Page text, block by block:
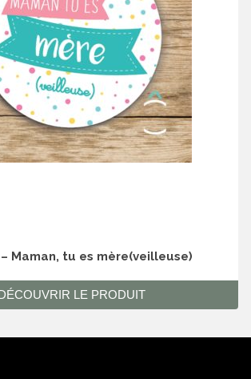
Maman, tu es mère(veilleuse)
LE PRODUIT